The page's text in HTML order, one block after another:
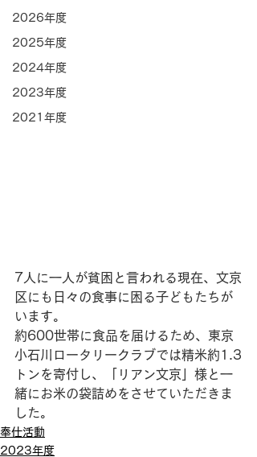
2026年度
2025年度
2024年度
2023年度
2021年度
7人に一人が貧困と言われる現在、文京
区にも日々の食事に困る子どもたちが
います。
約600世帯に食品を届けるため、東京
小石川ロータリークラブでは精米約1.3
トンを寄付し、「リアン文京」様と一
緒にお米の袋詰めをさせていただきま
した。
奉仕活動
2023年度